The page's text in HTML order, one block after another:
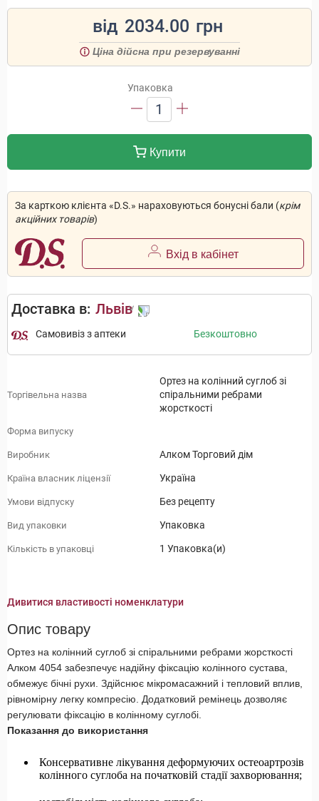
від 2034.00 грн
Ціна дійсна при резервуванні
Упаковка
1
Купити
За карткою клієнта «D.S.» нараховуються бонусні бали (крім
акційних товарів)
Вхід в кабінет
Доставка в: Львів
Самовивіз з аптеки Безкоштовно
Торгівельна назва
Ортез на колінний суглоб зі
спіральними ребрами
жорсткості
Форма випуску
Виробник Алком Торговий дім
Країна власник ліцензії Україна
Умови відпуску Без рецепту
Вид упаковки Упаковка
Кількість в упаковці 1 Упаковка(и)
Дивитися властивості номенклатури
Опис товару
Ортез на колінний суглоб зі спіральними ребрами жорсткості
Алком 4054 забезпечує надійну фіксацію колінного сустава,
обмежує бічні рухи. Здійснює мікромасажний і тепловий вплив,
рівномірну легку компресію. Додатковий ремінець дозволяє
регулювати фіксацію в колінному суглобі.
Показання до використання
Консервативне лікування деформуючих остеоартрозів
колінного суглоба на початковій стадії захворювання;